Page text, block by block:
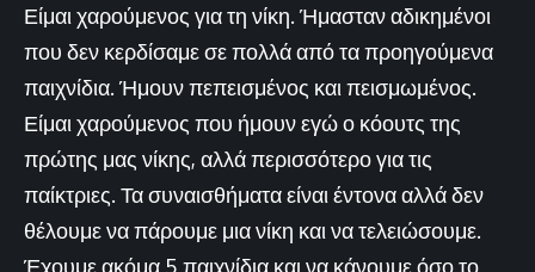
Είμαι χαρούμενος για τη νίκη. Ήμασταν αδικημένοι
που δεν κερδίσαμε σε πολλά από τα προηγούμενα
παιχνίδια. Ήμουν πεπεισμένος και πεισμωμένος.
Είμαι χαρούμενος που ήμουν εγώ ο κόουτς της
πρώτης μας νίκης, αλλά περισσότερο για τις
παίκτριες. Τα συναισθήματα είναι έντονα αλλά δεν
θέλουμε να πάρουμε μια νίκη και να τελειώσουμε.
Έχουμε ακόμα 5 παιχνίδια και να κάνουμε όσο το